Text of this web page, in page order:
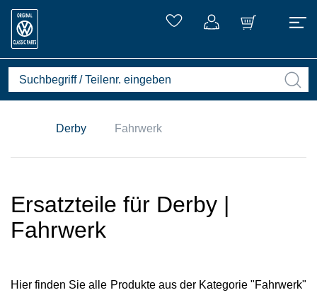
Derby Fahrwerk
Ersatzteile für Derby |
Fahrwerk
Hier finden Sie alle Produkte aus der Kategorie "Fahrwerk"